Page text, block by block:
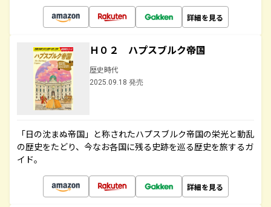
詳細を見る
Ｈ０２ ハプスブルク帝国
歴史時代
2025.09.18 発売
「日の沈まぬ帝国」と称されたハプスブルク帝国の栄光と動乱
の歴史をたどり、今なお各国に残る史跡を巡る歴史を旅するガ
イド。
詳細を見る